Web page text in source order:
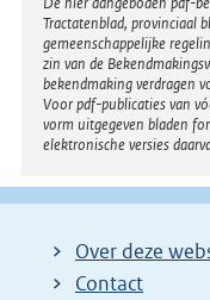
Disclaimer
Tractatenblad, provinciaal
gemeenschappelijke
zin van de
bekendmaking verdragen
Voor pdf-publicaties van
vorm uitgegeven bladen
elektronische versies
Over deze
Contact